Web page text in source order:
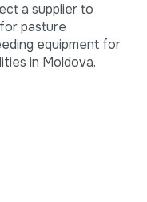
a supplier to
pasture
equipment for
in Moldova.